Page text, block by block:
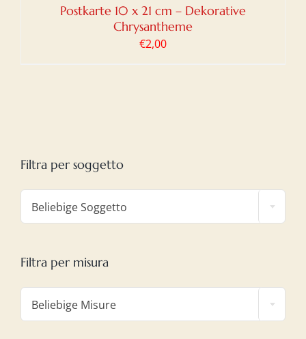
Postkarte 10 x 21 cm – Dekorative
Chrysantheme
€2,00
Filtra per soggetto
Beliebige Soggetto
Filtra per misura
Beliebige Misure